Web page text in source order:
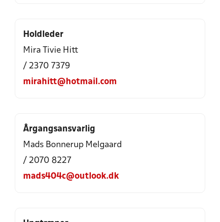
Holdleder
Mira Tivie Hitt
/ 2370 7379
mirahitt@hotmail.com
Årgangsansvarlig
Mads Bonnerup Melgaard
/ 2070 8227
mads404c@outlook.dk